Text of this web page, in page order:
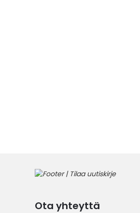
Ota yhteyttä